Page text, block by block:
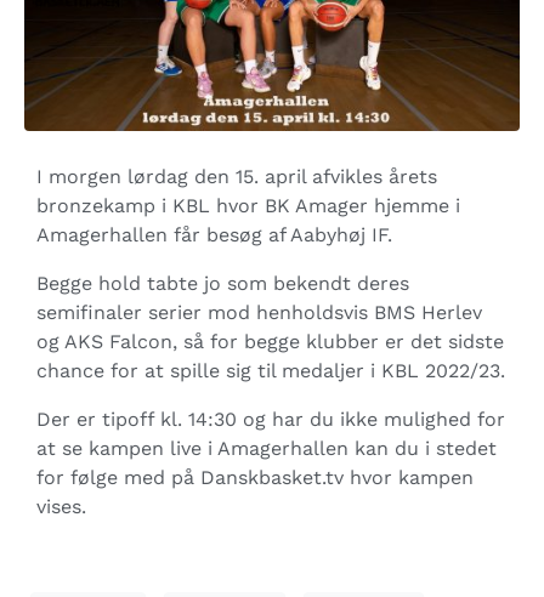
I morgen lørdag den 15. april afvikles årets
bronzekamp i KBL hvor BK Amager hjemme i
Amagerhallen får besøg af Aabyhøj IF.
Begge hold tabte jo som bekendt deres
semifinaler serier mod henholdsvis BMS Herlev
og AKS Falcon, så for begge klubber er det sidste
chance for at spille sig til medaljer i KBL 2022/23.
Der er tipoff kl. 14:30 og har du ikke mulighed for
at se kampen live i Amagerhallen kan du i stedet
for følge med på Danskbasket.tv hvor kampen
vises.